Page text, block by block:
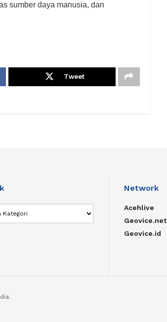
sumber daya manusia, dan
Tweet
Network
Acehlive
Geovice.net
Geovice.id
.